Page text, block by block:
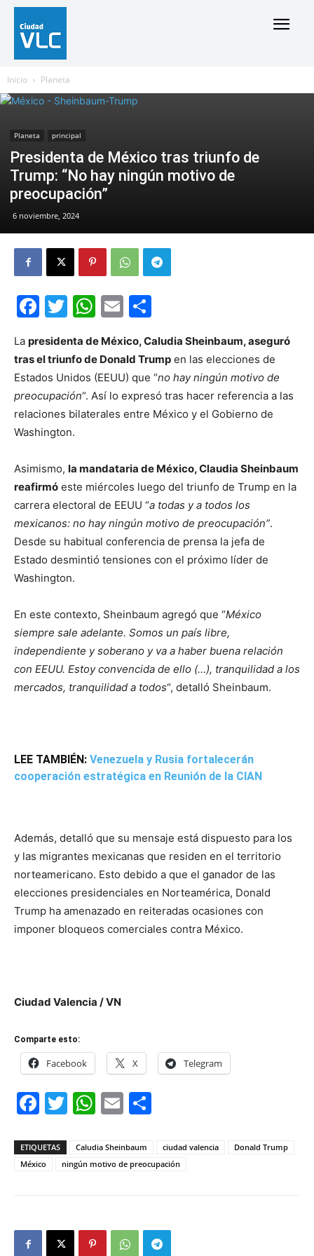
Inicio Planeta
Planeta principal
Presidenta de México tras triunfo de
Trump: “No hay ningún motivo de
preocupación”
6 noviembre, 2024
Facebook
Twitter
WhatsApp
Email
La presidenta de México, Caludia Sheinbaum, aseguró
tras el triunfo de Donald Trump en las elecciones de
Estados Unidos (EEUU) que “no hay ningún motivo de
preocupación“. Así lo expresó tras hacer referencia a las
relaciones bilaterales entre México y el Gobierno de
Washington.
Asimismo, la mandataria de México, Claudia Sheinbaum
reafirmó este miércoles luego del triunfo de Trump en la
carrera electoral de EEUU “a todas y a todos los
mexicanos: no hay ningún motivo de preocupación”.
Desde su habitual conferencia de prensa la jefa de
Estado desmintió tensiones con el próximo líder de
Washington.
En este contexto, Sheinbaum agregó que “México
siempre sale adelante. Somos un país libre,
independiente y soberano y va a haber buena relación
con EEUU. Estoy convencida de ello (…), tranquilidad a los
mercados, tranquilidad a todos“, detalló Sheinbaum.
LEE TAMBIÉN: Venezuela y Rusia fortalecerán
cooperación estratégica en Reunión de la CIAN
Además, detalló que su mensaje está dispuesto para los
y las migrantes mexicanas que residen en el territorio
norteamericano. Esto debido a que el ganador de las
elecciones presidenciales en Norteamérica, Donald
Trump ha amenazado en reiteradas ocasiones con
imponer bloqueos comerciales contra México.
Ciudad Valencia / VN
Comparte esto:
Facebook X Telegram
Facebook
Twitter
WhatsApp
Email
ETIQUETAS Caludia Sheinbaum ciudad valencia
Donald Trump
México
ningún motivo de preocupación